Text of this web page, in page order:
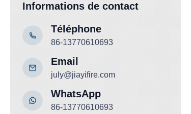
Informations de contact
86-13770610693
WhatsApp
Téléphone
86-13770610693
july@jiayifire.com
Email